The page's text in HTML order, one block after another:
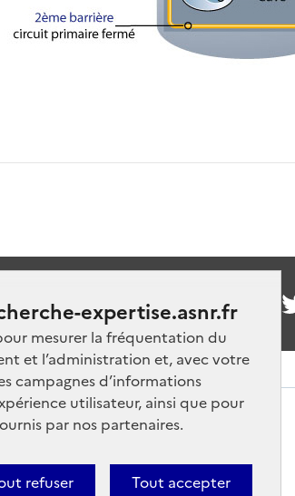
expertise.asnr.fr
mesurer la fréquentation du
et l’administration et, avec votre
campagnes d’informations
utilisateur, ainsi que pour
par nos partenaires.
Tout accepter
refuser
Suivez-nous
site Contactez-nous